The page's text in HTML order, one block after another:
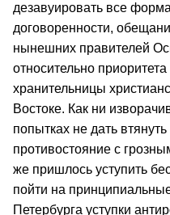
дезавуировать все
договоренности,
нынешних правителей
относительно
хранительницы
Востоке. Как ни
попытках не дать
противостояние с
же пришлось уступить
пойти на
Петербурга уступки